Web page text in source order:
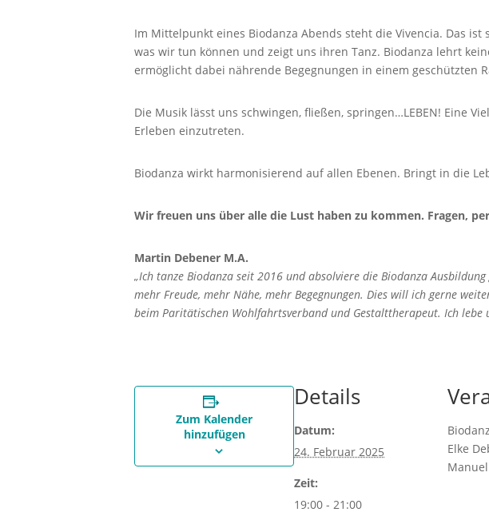
Im Mittelpunkt eines Biodanza Abends steht die Vivencia. Das
was wir tun können und zeigt uns ihren Tanz. Biodanza lehrt
ermöglicht dabei nährende Begegnungen in einem geschützten
Die Musik lässt uns schwingen, fließen, springen…LEBEN! Eine
Erleben einzutreten.
Biodanza wirkt harmonisierend auf allen Ebenen. Bringt in die
Wir freuen uns über alle die Lust haben zu kommen. Fragen,
Martin Debener M.A.
„Ich tanze Biodanza seit 2016 und absolviere die Biodanza
mehr Freude, mehr Nähe, mehr Begegnungen. Dies will ich gerne
beim Paritätischen Wohlfahrtsverband und Gestalttherapeut. Ich lebe
Zum Kalender
hinzufügen
Details
Datum:
24. Februar 2025
Zeit:
19:00 - 21:00
Elke